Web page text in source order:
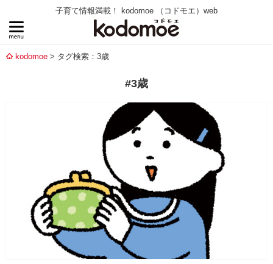
子育て情報満載！ kodomoe （コドモエ）web
kodomoe タグ検索：3歳
#3歳